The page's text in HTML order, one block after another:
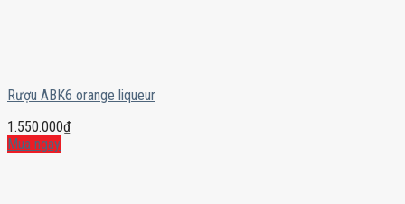
Rượu ABK6 orange liqueur
1.550.000₫
Mua ngay